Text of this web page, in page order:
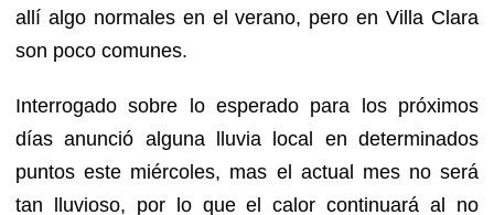
allí algo normales en el verano, pero en Villa Clara
son poco comunes.
Interrogado sobre lo esperado para los próximos
días anunció alguna lluvia local en determinados
puntos este miércoles, mas el actual mes no será
tan lluvioso, por lo que el calor continuará al no